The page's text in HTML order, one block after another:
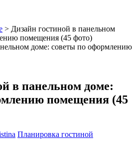
> Дизайн гостиной в панельном
помещения (45 фото)
в панельном доме:
помещения (45
Планировка гостиной